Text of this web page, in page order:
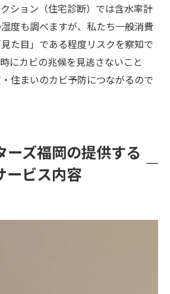
ション（住宅診断）では含水率計
度も調べますが、私たち一般消費
た目」である程度リスクを察知で
にカビの兆候を見逃さないこと
住まいのカビ予防につながるので
ーズ福岡の提供する
ービス内容